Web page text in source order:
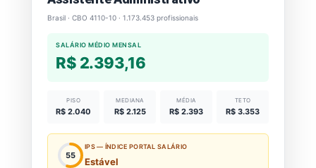
Brasil · CBO 4110-10 · 1.173.453 profissionais
SALÁRIO MÉDIO MENSAL
R$ 2.393,16
PISO
R$ 2.040
MEDIANA
R$ 2.125
MÉDIA
R$ 2.393
TETO
R$ 3.353
55
IPS — ÍNDICE PORTAL SALÁRIO
Estável